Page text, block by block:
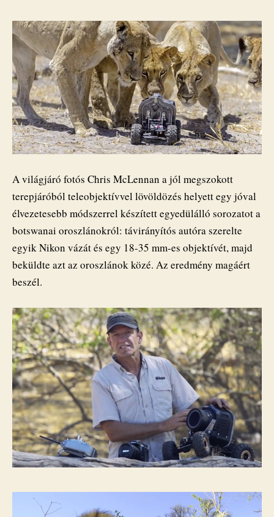
A világjáró fotós Chris McLennan a jól megszokott
terepjáróból teleobjektívvel lövöldözés helyett egy jóval
élvezetesebb módszerrel készített egyedülálló sorozatot a
botswanai oroszlánokról: távirányítós autóra szerelte
egyik Nikon vázát és egy 18-35 mm-es objektívét, majd
beküldte azt az oroszlánok közé. Az eredmény magáért
beszél.